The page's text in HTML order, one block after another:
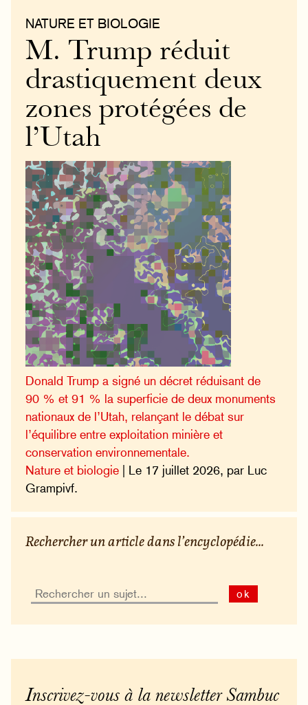
NATURE ET BIOLOGIE
M. Trump réduit
drastiquement deux
zones protégées de
l’Utah
Donald Trump a signé un décret réduisant de
90 % et 91 % la superficie de deux monuments
nationaux de l’Utah, relançant le débat sur
l’équilibre entre exploitation minière et
conservation environnementale.
Nature et biologie | Le 17 juillet 2026, par Luc
Grampivf.
Rechercher un article dans l’encyclopédie...
ok
Inscrivez-vous à la newsletter Sambuc